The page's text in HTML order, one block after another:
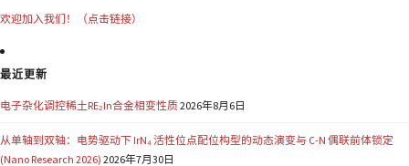
欢迎加入我们！（点击链接）
最近更新
电子杂化调控稀土RE₂In合金相变性质2026年8月6日
从单轴到双轴：电势驱动下 IrN₄ 活性位点配位构型的动态演变与 C-N 偶联前体锁定
(Nano Research 2026) 2026年7月30日